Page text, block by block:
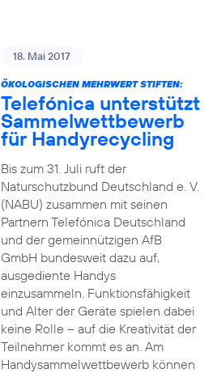
18. Mai 2017
ÖKOLOGISCHEN MEHRWERT STIFTEN:
Telefónica unterstützt
Sammelwettbewerb
für Handyrecycling
Bis zum 31. Juli ruft der
Naturschutzbund Deutschland e. V.
(NABU) zusammen mit seinen
Partnern Telefónica Deutschland
und der gemeinnützigen AfB
GmbH bundesweit dazu auf,
ausgediente Handys
einzusammeln. Funktionsfähigkeit
und Alter der Geräte spielen dabei
keine Rolle – auf die Kreativität der
Teilnehmer kommt es an. Am
Handysammelwettbewerb können